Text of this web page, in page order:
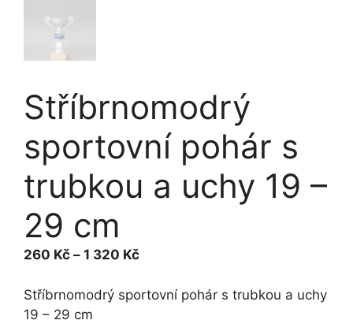
Stříbrnomodrý
sportovní pohár s
trubkou a uchy 19 –
29 cm
260 Kč – 1 320 KčRozpětí
260 Kč
Stříbrnomodrý sportovní pohár s trubkou a uchy
19 – 29 cm